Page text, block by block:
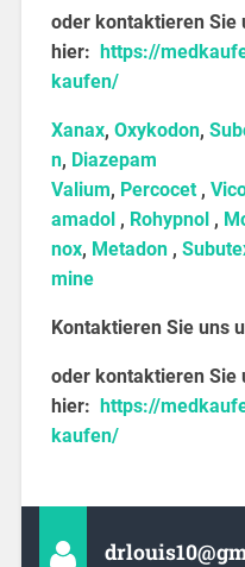
oder kontaktieren Sie
hier: https://
kaufen/
Xanax, Oxykodon,
n, Diazepam
Valium, Percocet,
amadol, Rohypnol,
nox, Metadon,
mine
Kontaktieren Sie uns
oder kontaktieren Sie
hier: https://
kaufen/